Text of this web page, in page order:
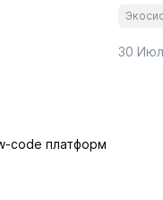
30
code платформ